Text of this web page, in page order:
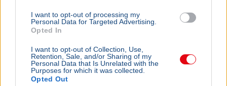
I want to opt-out of processing my
Personal Data for Targeted Advertising.
Opted In
I want to opt-out of Collection, Use,
Retention, Sale, and/or Sharing of my
Personal Data that Is Unrelated with the
Purposes for which it was collected.
Opted Out